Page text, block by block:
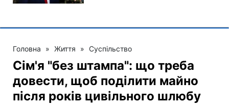
Головна » Життя » Суспільство
Сім'я "без штампа": що треба
довести, щоб поділити майно
після років цивільного шлюбу